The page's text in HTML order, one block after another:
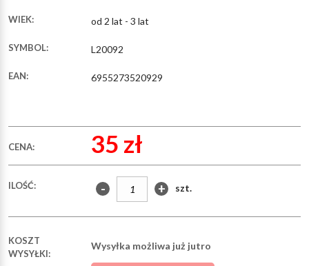
WIEK: od 2 lat - 3 lat
SYMBOL: L20092
EAN: 6955273520929
CENA: 35 zł
ILOŚĆ: - + szt.
KOSZT
WYSYŁKI:
Wysyłka możliwa już jutro